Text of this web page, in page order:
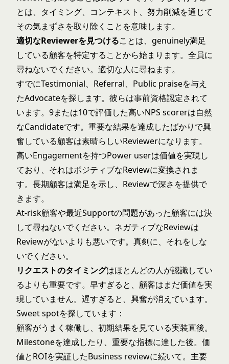
とは、タイミング、コンテキスト、努力削減を通じて
その気まずさを取り除くことを意味します。
適切なReviewerを見つけることは、genuinely満足
している顧客を特定することから始まります。全員に
尋ねないでください。適切な人に尋ねます。
すでにTestimonial、Referral、Public praiseを与え
たAdvocateを探します。彼らは事前資格認定されて
います。9または10で評価した高いNPS scorerは自然
なCandidateです。重要な結果を達成したばかりで興
奮している顧客は素晴らしいReviewerになります。
高いEngagementを持つPower userは価値を実現し
ており、それはポジティブなReviewに変換されま
す。長期顧客は満足を示し、Reviewで深さを提供で
きます。
At-risk顧客や最近Supportの問題があった顧客には決
して尋ねないでください。ネガティブなReviewは
Reviewがないよりも悪いです。真剣に、それをしな
いでください。
リクエストのタイミングはほとんどの人が認識してい
るよりも重要です。早すぎると、顧客はまだ価値を実
現していません。遅すぎると、興奮が消えています。
Sweet spotを探しています：
顧客がうまく稼働し、初期結果を見ている実装直後。
Milestoneを達成したり、重要な指標に達した後。価
値とROIを実証したBusiness reviewに続いて。主要